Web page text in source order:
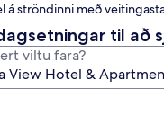
á ströndinni með
til að
viltu fara?